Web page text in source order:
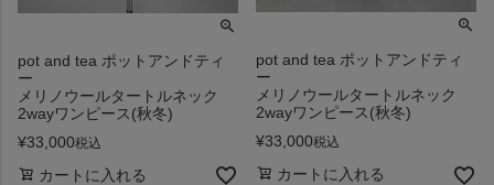
pot and tea ポットアンドティ
ー
メリノウールタートルネック
2wayワンピース(秋冬)
¥33,000税込
カートに入れる
pot and tea ポットアンドティ
ー
メリノウールタートルネック
2wayワンピース(秋冬)
¥33,000税込
カートに入れる